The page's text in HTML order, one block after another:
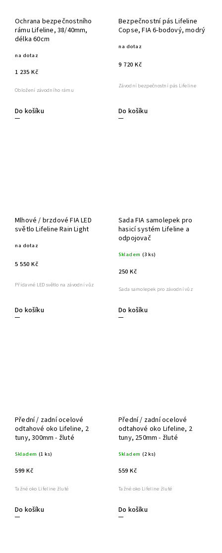
Ochrana bezpečnostního
rámu Lifeline, 38/40mm,
délka 60cm
na dotaz
1 235 Kč
Do košíku
Obložení závodního rámu
Bezpečnostní pás Lifeline
Copse, FIA 6-bodový, modrý
na dotaz
9 720 Kč
Do košíku
Závodní bezpečnostní pás Lifeline
Mlhové / brzdové FIA LED
světlo Lifeline Rain Light
na dotaz
5 550 Kč
Do košíku
Přídavné LED světlo na závodní vůz
Sada FIA samolepek pro
hasicí systém Lifeline a
odpojovač
Skladem (3 ks)
250 Kč
Do košíku
Sada samolepek pro závodní vůz
Přední / zadní ocelové
odtahové oko Lifeline, 2
tuny, 300mm - žluté
Skladem (1 ks)
599 Kč
Do košíku
Tažné oko Lifeline žluté
Přední / zadní ocelové
odtahové oko Lifeline, 2
tuny, 250mm - žluté
Skladem (2 ks)
559 Kč
Do košíku
Tažné oko Lifeline žluté